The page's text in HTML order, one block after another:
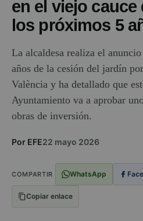
en el viejo cauce
los próximos 5
La alcaldesa realiza el
años de la cesión del jardín
València y ha detallado que
Ayuntamiento va a aprobar
obras de inversión.
Por EFE22 mayo 2026
COMPARTIR WhatsApp
Copiar enlace